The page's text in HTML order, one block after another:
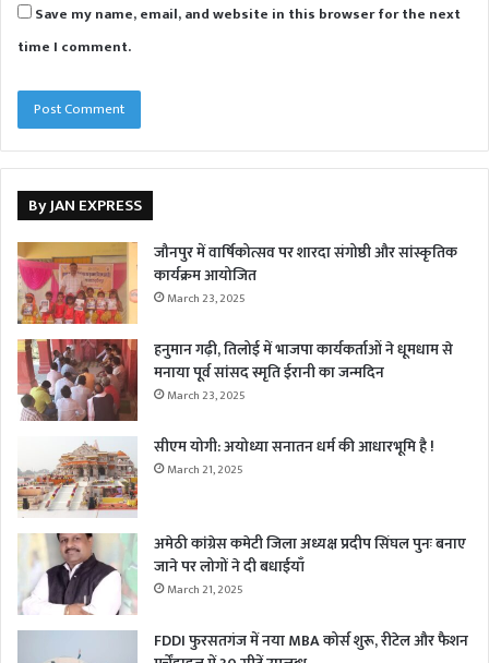
Save my name, email, and website in this browser for the next
time I comment.
By JAN EXPRESS
जौनपुर में वार्षिकोत्सव पर शारदा संगोष्ठी और सांस्कृतिक
कार्यक्रम आयोजित
March 23, 2025
हनुमान गढ़ी, तिलोई में भाजपा कार्यकर्ताओं ने धूमधाम से
मनाया पूर्व सांसद स्मृति ईरानी का जन्मदिन
March 23, 2025
सीएम योगी: अयोध्या सनातन धर्म की आधारभूमि है !
March 21, 2025
अमेठी कांग्रेस कमेटी जिला अध्यक्ष प्रदीप सिंघल पुनः बनाए
जाने पर लोगों ने दी बधाईयाँ
March 21, 2025
FDDI फुरसतगंज में नया MBA कोर्स शुरू, रीटेल और फैशन